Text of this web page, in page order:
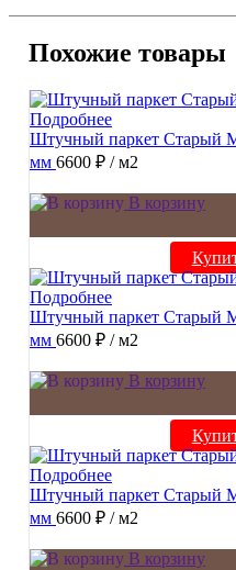
Похожие товары
Подробнее
Штучный паркет Старый
мм 6600 ₽ / м2
В корзину
Подробнее
Штучный паркет Старый
мм 6600 ₽ / м2
В корзину
Подробнее
Штучный паркет Старый
мм 6600 ₽ / м2
В корзину